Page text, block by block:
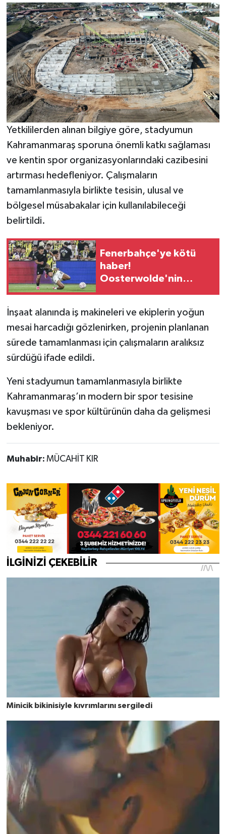
Yetkililerden alınan bilgiye göre, stadyumun
Kahramanmaraş sporuna önemli katkı sağlaması
ve kentin spor organizasyonlarındaki cazibesini
artırması hedefleniyor. Çalışmaların
tamamlanmasıyla birlikte tesisin, ulusal ve
bölgesel müsabakalar için kullanılabileceği
belirtildi.
Fenerbahçe'ye kötü
haber!
Oosterwolde'nin
İnşaat alanında iş makineleri ve ekiplerin yoğun
mesai harcadığı gözlenirken, projenin planlanan
sürede tamamlanması için çalışmaların aralıksız
sürdüğü ifade edildi.
Yeni stadyumun tamamlanmasıyla birlikte
Kahramanmaraş’ın modern bir spor tesisine
kavuşması ve spor kültürünün daha da gelişmesi
bekleniyor.
Muhabir: MÜCAHİT KIR